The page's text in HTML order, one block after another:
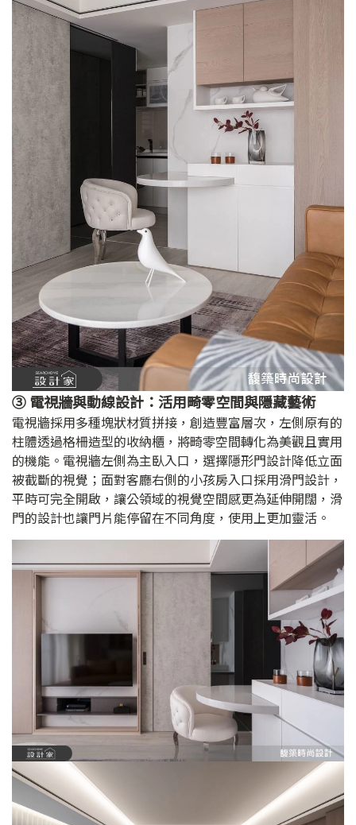
③ 電視牆與動線設計：活用畸零空間與隱藏藝術
電視牆採用多種塊狀材質拼接，創造豐富層次，左側原有的
柱體透過格柵造型的收納櫃，將畸零空間轉化為美觀且實用
的機能。電視牆左側為主臥入口，選擇隱形門設計降低立面
被截斷的視覺；面對客廳右側的小孩房入口採用滑門設計，
平時可完全開啟，讓公領域的視覺空間感更為延伸開闊，滑
門的設計也讓門片能停留在不同角度，使用上更加靈活。